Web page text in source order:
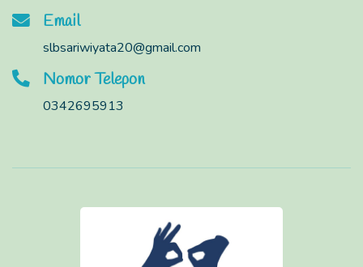
Email
slbsariwiyata20@gmail.com
Nomor Telepon
0342695913